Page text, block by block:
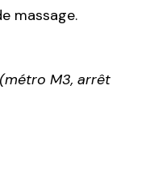
massage.
M3, arrêt